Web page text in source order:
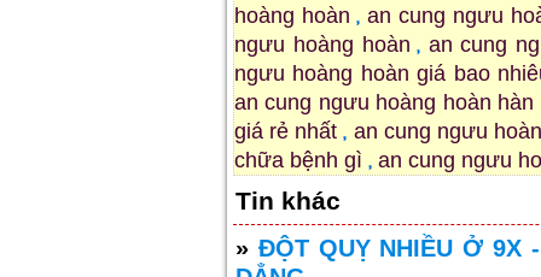
hoàng hoàn
an cung ngưu
ngưu hoàng hoàn
an cung
ngưu hoàng hoàn giá bao
an cung ngưu hoàng hoàn hàn
giá rẻ nhất
an cung ngưu
chữa bệnh gì
an cung ngưu
Tin khác
» ĐỘT QUỴ NHIỀU Ở 9X